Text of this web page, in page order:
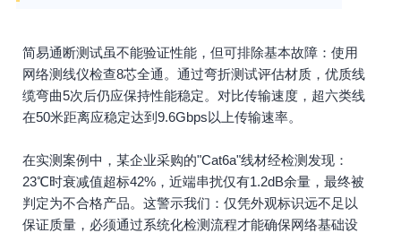
简易通断测试虽不能验证性能，但可排除基本故障：使用
网络测线仪检查8芯全通。通过弯折测试评估材质，优质线
缆弯曲5次后仍应保持性能稳定。对比传输速度，超六类线
在50米距离应稳定达到9.6Gbps以上传输速率。
在实测案例中，某企业采购的"Cat6a"线材经检测发现：
23℃时衰减值超标42%，近端串扰仅有1.2dB余量，最终被
判定为不合格产品。这警示我们：仅凭外观标识远不足以
保证质量，必须通过系统化检测流程才能确保网络基础设